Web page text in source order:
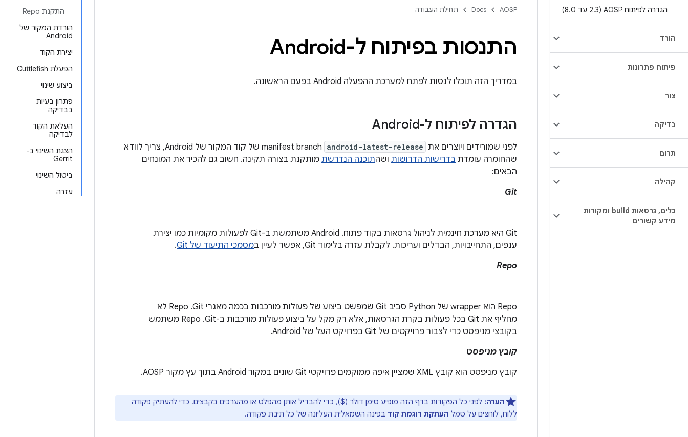
הגדרה לפיתוח AOSP (2
.3 עד 8 .0)
הורד
פיתוח פתרונות
צור
בדיקה
תרום
קהילה
כלים,
גרסאות build ומקורות
מידע קשורים
התקנת Repo
הורדת המקור של
Android
יצירת הקוד
הפעלת Cuttlefish
ביצוע שינוי
פתרון בעיות
בבדיקה
העלאת הקוד
לבדיקה
הצגת השינוי ב-
Gerrit
ביטול השינוי
עזרה
AOSP
Docs תחילת העבודה
התנסות בפיתוח ל-Android
במדריך הזה תוכלו לנסות לפתח למערכת ההפעלה Android בפעם הראשונה.
הגדרה לפיתוח ל-Android
לפני שמורידים ויוצרים את android-latest-release
manifest branch של קוד המקור של Android, צריך לוודא
שהחומרה עומדת בדרישות הדרושות ושהתוכנה הנדרשת מותקנת בצורה תקינה. חשוב גם להכיר את המונחים
הבאים:
Git
Git היא מערכת חינמית לניהול גרסאות בקוד פתוח. ‫Android משתמשת ב-Git לפעולות מקומיות כמו יצירת
ענפים, התחייבויות, הבדלים ועריכות. לקבלת עזרה בלימוד Git, אפשר לעיין ב
מסמכי התיעוד של Git
.
Repo
Repo הוא wrapper של Python סביב Git שמפשט ביצוע של פעולות מורכבות בכמה מאגרי Git. ‫Repo לא
מחליף את Git בכל פעולות בקרת הגרסאות, אלא רק מקל על ביצוע פעולות מורכבות ב-Git. ‫Repo משתמש
בקובצי מניפסט כדי לצבור פרויקטים של Git בפרויקט העל של Android.
קובץ מניפסט
קובץ מניפסט הוא קובץ XML שמציין איפה ממוקמים פרויקטי Git שונים במקור Android בתוך עץ מקור AOSP.
הערה: לפני כל הפקודות בדף הזה מופיע סימן דולר ($), כדי להבדיל אותן מהפלט או מהערכים בקבצים. כדי להעתיק פקודה
ללוח, לוחצים על סמל העתקת דוגמת קוד בפינה השמאלית העליונה של כל תיבת פקודה.